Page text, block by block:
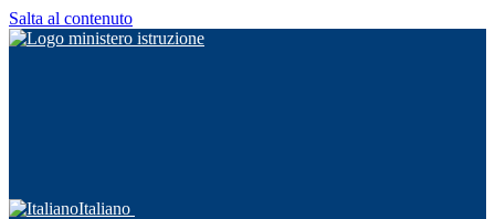
Salta al contenuto
Italiano